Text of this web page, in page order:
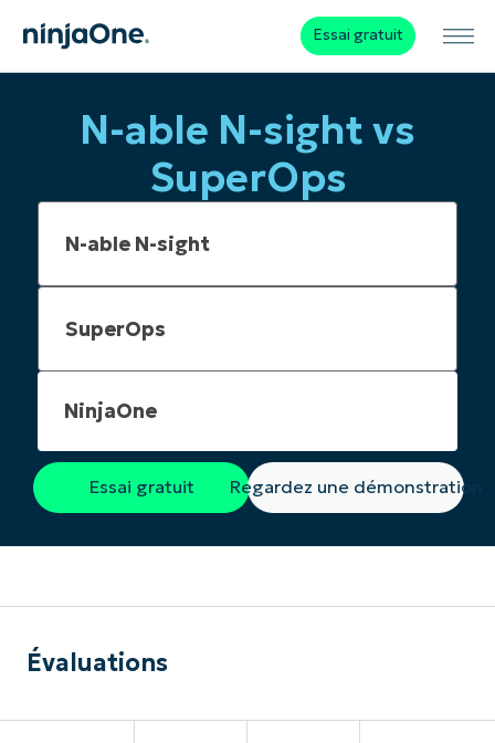
Essai gratuit
N-able N-sight vs
SuperOps
NinjaOne
Essai gratuit Regardez une démonstration
Évaluations